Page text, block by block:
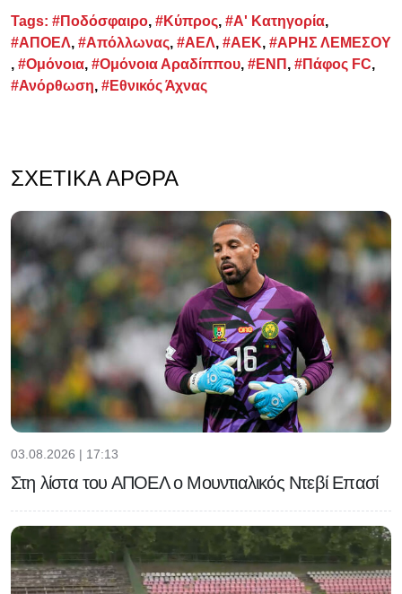
Tags: #Ποδόσφαιρο, #Κύπρος, #Α' Κατηγορία,
#ΑΠΟΕΛ, #Απόλλωνας, #ΑΕΛ, #ΑΕΚ, #ΑΡΗΣ ΛΕΜΕΣΟΥ
, #Ομόνοια, #Ομόνοια Αραδίππου, #ΕΝΠ , #Πάφος FC,
#Ανόρθωση, #Εθνικός Άχνας
ΣΧΕΤΙΚΆ ΆΡΘΡΑ
03.08.2026 | 17:13
Στη λίστα του ΑΠΟΕΛ ο Μουντιαλικός Ντεβί Επασί